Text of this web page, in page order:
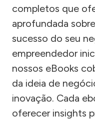
completos que
aprofundada
sucesso do seu
empreendedor
nossos eBooks
da ideia de
inovação. Cada
oferecer insights